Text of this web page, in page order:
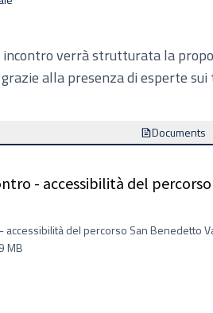
verrà strutturata la
alla presenza di esperte
Documents
- accessibilità del
del percorso San Benedetto
MB